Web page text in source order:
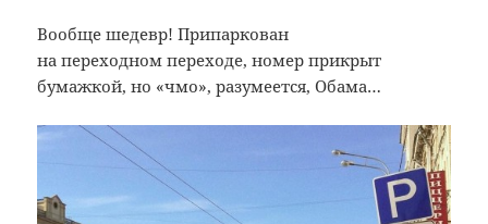
Вообще шедевр! Припаркован
на переходном переходе, номер прикрыт
бумажкой, но «чмо», разумеется, Обама…